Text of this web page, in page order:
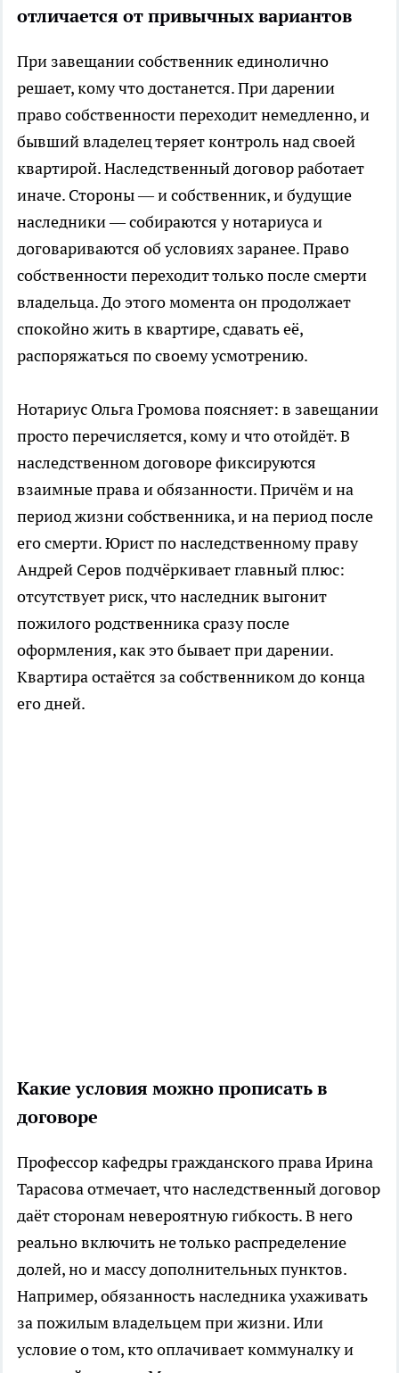
отличается от привычных вариантов
При завещании собственник единолично
решает, кому что достанется. При дарении
право собственности переходит немедленно, и
бывший владелец теряет контроль над своей
квартирой. Наследственный договор работает
иначе. Стороны — и собственник, и будущие
наследники — собираются у нотариуса и
договариваются об условиях заранее. Право
собственности переходит только после смерти
владельца. До этого момента он продолжает
спокойно жить в квартире, сдавать её,
распоряжаться по своему усмотрению.
Нотариус Ольга Громова поясняет: в завещании
просто перечисляется, кому и что отойдёт. В
наследственном договоре фиксируются
взаимные права и обязанности. Причём и на
период жизни собственника, и на период после
его смерти. Юрист по наследственному праву
Андрей Серов подчёркивает главный плюс:
отсутствует риск, что наследник выгонит
пожилого родственника сразу после
оформления, как это бывает при дарении.
Квартира остаётся за собственником до конца
его дней.
Какие условия можно прописать в
договоре
Профессор кафедры гражданского права Ирина
Тарасова отмечает, что наследственный договор
даёт сторонам невероятную гибкость. В него
реально включить не только распределение
долей, но и массу дополнительных пунктов.
Например, обязанность наследника ухаживать
за пожилым владельцем при жизни. Или
условие о том, кто оплачивает коммуналку и